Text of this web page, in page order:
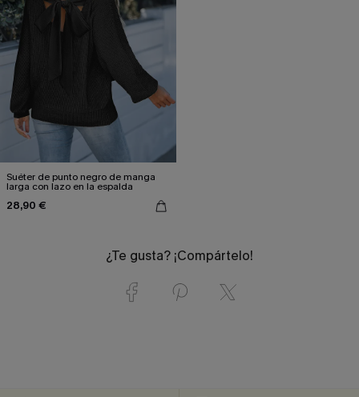
Suéter de punto negro de manga
larga con lazo en la espalda
28,90 €
¿Te gusta? ¡Compártelo!